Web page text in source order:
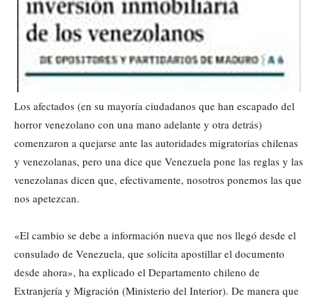
Los afectados (en su mayoría ciudadanos que han escapado del
horror venezolano con una mano adelante y otra detrás)
comenzaron a quejarse ante las autoridades migratorias chilenas
y venezolanas, pero una dice que Venezuela pone las reglas y las
venezolanas dicen que, efectivamente, nosotros ponemos las que
nos apetezcan.
«El cambio se debe a información nueva que nos llegó desde el
consulado de Venezuela, que solicita apostillar el documento
desde ahora», ha explicado el Departamento chileno de
Extranjería y Migración (Ministerio del Interior). De manera que